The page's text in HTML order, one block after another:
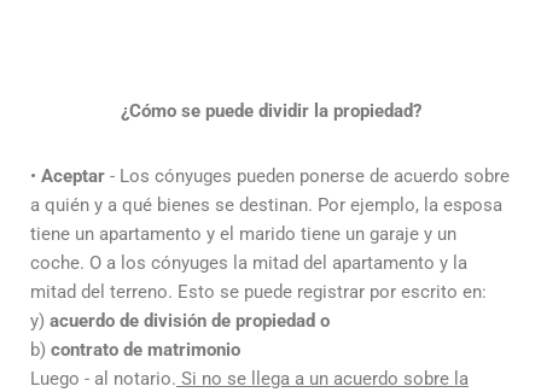
¿Cómo se puede dividir la propiedad?
• Aceptar - Los cónyuges pueden ponerse de acuerdo sobre
a quién y a qué bienes se destinan. Por ejemplo, la esposa
tiene un apartamento y el marido tiene un garaje y un
coche. O a los cónyuges la mitad del apartamento y la
mitad del terreno. Esto se puede registrar por escrito en:
y) acuerdo de división de propiedad o
b) contrato de matrimonio
Luego - al notario. Si no se llega a un acuerdo sobre la